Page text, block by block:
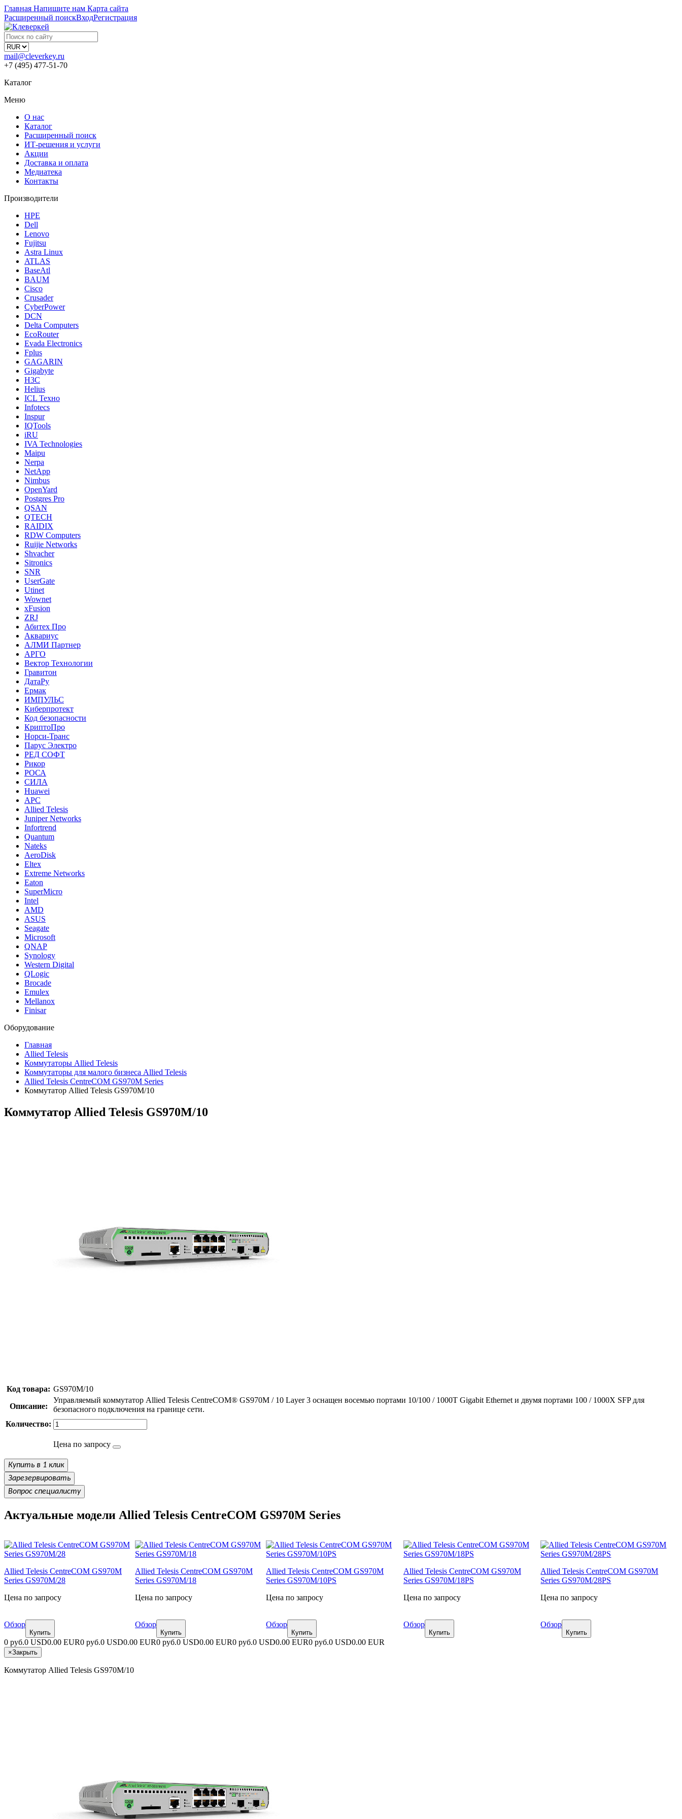
Главная Напишите нам Карта сайта
Расширенный поискВходРегистрация
mail@cleverkey.ru
+7 (495) 477-51-70
Каталог
Меню
О нас
Каталог
Расширенный поиск
ИТ-решения и услуги
Акции
Доставка и оплата
Медиатека
Контакты
Производители
HPE
Dell
Lenovo
Fujitsu
Astra Linux
ATLAS
BaseAtl
BAUM
Cisco
Crusader
CyberPower
DCN
Delta Computers
EcoRouter
Evada Electronics
Fplus
GAGARIN
Gigabyte
H3C
Helius
ICL Техно
Infotecs
Inspur
IQTools
iRU
IVA Technologies
Maipu
Nerpa
NetApp
Nimbus
OpenYard
Postgres Pro
QSAN
QTECH
RAIDIX
RDW Computers
Ruijie Networks
Shvacher
Sitronics
SNR
UserGate
Utinet
Wownet
xFusion
ZRJ
Абитех Про
Аквариус
АЛМИ Партнер
АРГО
Вектор Технологии
Гравитон
ДатаРу
Ермак
ИМПУЛЬС
Киберпротект
Код безопасности
КриптоПро
Норси-Транс
Парус Электро
РЕД СОФТ
Рикор
РОСА
СИЛА
Huawei
APC
Allied Telesis
Juniper Networks
Infortrend
Quantum
Nateks
AeroDisk
Eltex
Extreme Networks
Eaton
SuperMicro
Intel
AMD
ASUS
Seagate
Microsoft
QNAP
Synology
Western Digital
QLogic
Brocade
Emulex
Mellanox
Finisar
Оборудование
Главная
Allied Telesis
Коммутаторы Allied Telesis
Коммутаторы для малого бизнеса Allied Telesis
Allied Telesis CentreCOM GS970M Series
Коммутатор Allied Telesis GS970M/10
Коммутатор Allied Telesis GS970M/10
Код товара: GS970M/10
Описание:
Управляемый коммутатор Allied Telesis CentreCOM® GS970M / 10 Layer 3 оснащен восемью портами 10/100 / 1000T Gigabit Ethernet и двумя портами 100 / 1000X SFP для
безопасного подключения на границе сети.
Количество:
Цена по запросу
Купить в 1 клик
Зарезервировать
Вопрос специалисту
Актуальные модели Allied Telesis CentreCOM GS970M Series
Allied Telesis CentreCOM GS970M
Series GS970M/28
Цена по запросу
Обзор
Купить
Allied Telesis CentreCOM GS970M
Series GS970M/18
Цена по запросу
Обзор
Купить
Allied Telesis CentreCOM GS970M
Series GS970M/10PS
Цена по запросу
Обзор
Купить
Allied Telesis CentreCOM GS970M
Series GS970M/18PS
Цена по запросу
Обзор
Купить
Allied Telesis CentreCOM GS970M
Series GS970M/28PS
Цена по запросу
Обзор
Купить
0 руб.0 USD0.00 EUR0 руб.0 USD0.00 EUR0 руб.0 USD0.00 EUR0 руб.0 USD0.00 EUR0 руб.0 USD0.00 EUR
×Закрыть
Коммутатор Allied Telesis GS970M/10